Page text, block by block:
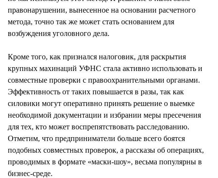
правонарушении, вынесенное на основании расчетного
метода, точно так же может стать основанием для
возбуждения уголовного дела.
Кроме того, как признался налоговик, для раскрытия
крупных махинаций УФНС стала активно использовать и
совместные проверки с правоохранительными органами.
Эффективность от таких повышается в разы, так как
силовики могут оперативно принять решение о выемке
необходимой документации и избрании меры пресечения
для тех, кто может воспрепятствовать расследованию.
Отметим, что предприниматели больше всего боятся
подобных совместных проверок, а рассказы об операциях,
проводимых в формате «маски-шоу», весьма популярны в
бизнес-среде.